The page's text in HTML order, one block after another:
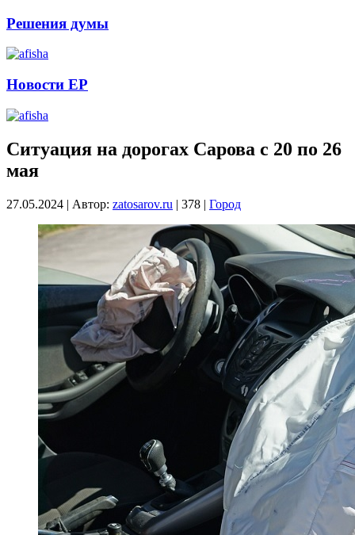
Решения думы
Новости ЕР
Ситуация на дорогах Сарова с 20 по 26
мая
27.05.2024 | Автор: zatosarov.ru | 378 | Город